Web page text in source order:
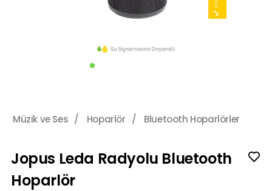
Müzik ve Ses / Hoparlör / Bluetooth Hoparlörler
Jopus Leda Radyolu Bluetooth
Hoparlör